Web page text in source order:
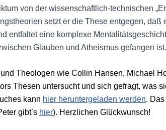
von der wissenschaftlich-technischen
setzt er die These entgegen, daß
entfaltet eine komplexe
Glauben und Atheismus gefangen ist.
Theologen wie Collin Hansen, Michael
Thesen untersucht und sich gefragt, was
kann hier heruntergeladen werden.
gibt’s hier). Herzlichen Glückwunsch!